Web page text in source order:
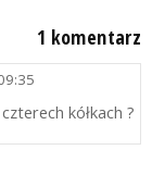
1 komentarz
kółkach ?